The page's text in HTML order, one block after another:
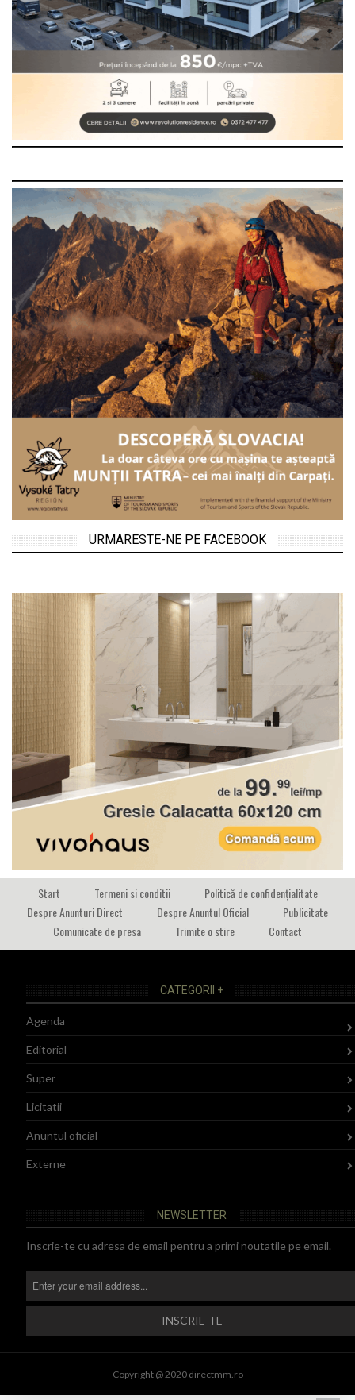
URMARESTE-NE PE FACEBOOK
Start Termeni si conditii
Politică de confidențialitate
Despre Anunturi Direct
Despre Anuntul Oficial
Publicitate
Comunicate de presa
Trimite o stire Contact
CATEGORII +
Agenda
Editorial
Super
Licitatii
Anuntul oficial
Externe
NEWSLETTER
Inscrie-te cu adresa de email pentru a primi noutatile pe email.
Copyright @ 2020 directmm.ro